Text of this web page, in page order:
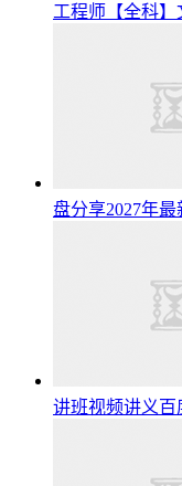
工程师【全科】
盘分享2027年
讲班视频讲义百